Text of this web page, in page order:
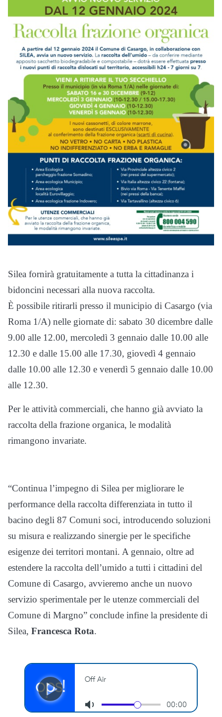
Silea fornirà gratuitamente a tutta la cittadinanza i
bidoncini necessari alla nuova raccolta.
È possibile ritirarli presso il municipio di Casargo (via
Roma 1/A) nelle giornate di: sabato 30 dicembre dalle
9.00 alle 12.00, mercoledì 3 gennaio dalle 10.00 alle
12.30 e dalle 15.00 alle 17.30, giovedì 4 gennaio
dalle 10.00 alle 12.30 e venerdì 5 gennaio dalle 10.00
alle 12.30.
Per le attività commerciali, che hanno già avviato la
raccolta della frazione organica, le modalità
rimangono invariate.
“Continua l’impegno di Silea per migliorare le
performance della raccolta differenziata in tutto il
bacino degli 87 Comuni soci, introducendo soluzioni
su misura e realizzando sinergie per le specifiche
esigenze dei territori montani. A gennaio, oltre ad
estendere la raccolta dell’umido a tutti i cittadini del
Comune di Casargo, avvieremo anche un nuovo
servizio sperimentale per le utenze commerciali del
Comune di Margno” conclude infine la presidente di
Silea, Francesca Rota.